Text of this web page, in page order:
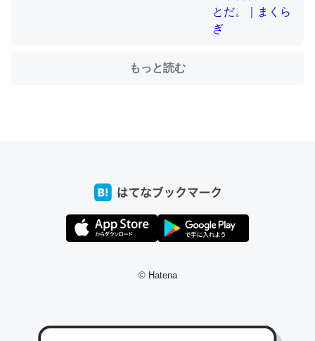
たいなのでネット環境作ったけどAlexaしか使わないので
もっと読む
© Hatena